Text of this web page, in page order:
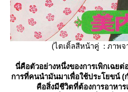
(ไตเติ้ลสีหน้าคู่ : ภาพจ
นี่คือตัวอย่างหนึ่งของการเพิกเฉยต่
การที่คนนำมันมาเพื่อใช้ประโยขน์
คือสิ่งมีชีวิตที่ต้องการอาหา